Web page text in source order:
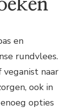
en
rundvlees.
naar
ook in
opties